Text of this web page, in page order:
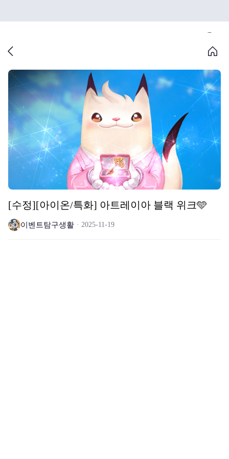
[수정][아이온/특화] 아트레이아 블랙 위크🩵
이벤트탐구생활 2025-11-19